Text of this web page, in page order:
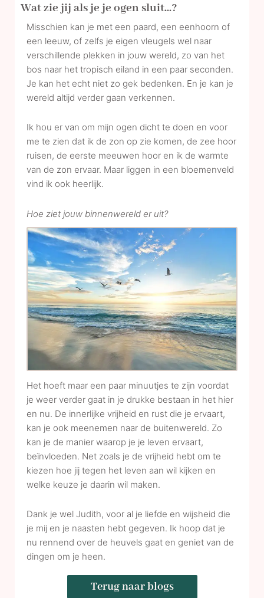
Wat zie jij als je je ogen sluit...?
Misschien kan je met een paard, een eenhoorn of
een leeuw, of zelfs je eigen vleugels wel naar
verschillende plekken in jouw wereld, zo van het
bos naar het tropisch eiland in een paar seconden.
Je kan het echt niet zo gek bedenken. En je kan je
wereld altijd verder gaan verkennen.
Ik hou er van om mijn ogen dicht te doen en voor
me te zien dat ik de zon op zie komen, de zee hoor
ruisen, de eerste meeuwen hoor en ik de warmte
van de zon ervaar. Maar liggen in een bloemenveld
vind ik ook heerlijk.
Hoe ziet jouw binnenwereld er uit?
Het hoeft maar een paar minuutjes te zijn voordat
je weer verder gaat in je drukke bestaan in het hier
en nu. De innerlijke vrijheid en rust die je ervaart,
kan je ook meenemen naar de buitenwereld. Zo
kan je de manier waarop je je leven ervaart,
beïnvloeden. Net zoals je de vrijheid hebt om te
kiezen hoe jij tegen het leven aan wil kijken en
welke keuze je daarin wil maken.
Dank je wel Judith, voor al je liefde en wijsheid die
je mij en je naasten hebt gegeven. Ik hoop dat je
nu rennend over de heuvels gaat en geniet van de
dingen om je heen.
Terug naar blogs